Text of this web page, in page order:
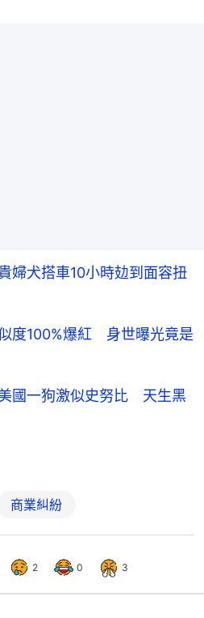
婦犬搭車10小時攰到面容扭
度100%爆紅 身世曝光竟是
國一狗激似史努比 天生黑
商業糾紛
2 0 3